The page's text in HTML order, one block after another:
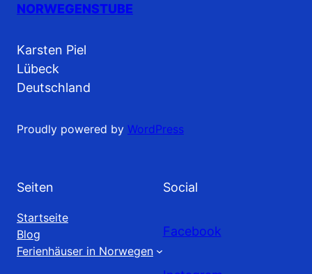
NORWEGENSTUBE
Karsten Piel
Lübeck
Deutschland
Proudly powered by WordPress
Seiten
Startseite
Blog
Ferienhäuser in Norwegen
Social
Facebook